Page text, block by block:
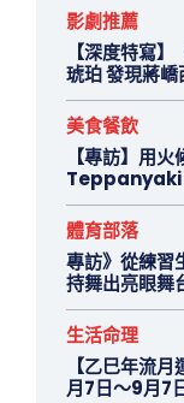
影劇推薦
【深度特寫
琥珀 發現蔣
美食餐飲
【專訪】用
Teppanyaki
體育部落
專訪》從練習
持舞出亮眼舞
生活命理
【乙巳年流
月7日～9月7